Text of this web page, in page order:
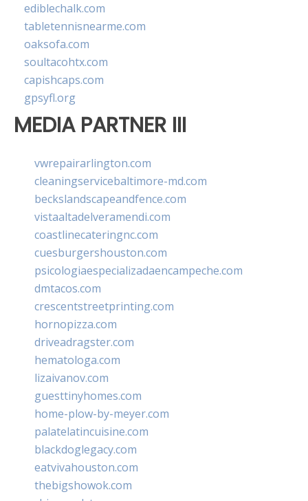
ediblechalk.com
tabletennisnearme.com
oaksofa.com
soultacohtx.com
capishcaps.com
gpsyfl.org
MEDIA PARTNER III
vwrepairarlington.com
cleaningservicebaltimore-md.com
beckslandscapeandfence.com
vistaaltadelveramendi.com
coastlinecateringnc.com
cuesburgershouston.com
psicologiaespecializadaencampeche.com
dmtacos.com
crescentstreetprinting.com
hornopizza.com
driveadragster.com
hematologa.com
lizaivanov.com
guesttinyhomes.com
home-plow-by-meyer.com
palatelatincuisine.com
blackdoglegacy.com
eatvivahouston.com
thebigshowok.com